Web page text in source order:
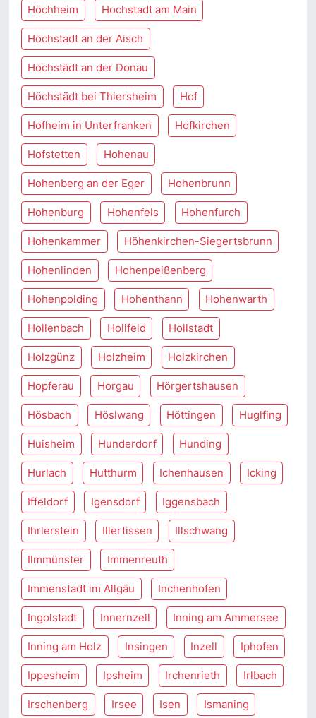
Höchheim Hochstadt am Main
Höchstadt an der Aisch
Höchstädt an der Donau
Höchstädt bei Thiersheim Hof
Hofheim in Unterfranken Hofkirchen
Hofstetten Hohenau
Hohenberg an der Eger Hohenbrunn
Hohenburg Hohenfels Hohenfurch
Hohenkammer Höhenkirchen-Siegertsbrunn
Hohenlinden Hohenpeißenberg
Hohenpolding Hohenthann Hohenwarth
Hollenbach Hollfeld Hollstadt
Holzgünz Holzheim Holzkirchen
Hopferau Horgau Hörgertshausen
Hösbach Höslwang Höttingen Huglfing
Huisheim Hunderdorf Hunding
Hurlach Hutthurm Ichenhausen Icking
Iffeldorf Igensdorf Iggensbach
Ihrlerstein Illertissen Illschwang
Ilmmünster Immenreuth
Immenstadt im Allgäu Inchenhofen
Ingolstadt Innernzell Inning am Ammersee
Inning am Holz Insingen Inzell Iphofen
Ippesheim Ipsheim Irchenrieth Irlbach
Irschenberg Irsee Isen Ismaning